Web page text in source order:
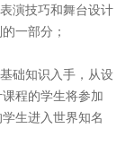
演技巧和舞台设计
一部分；
础知识入手，从设
程的学生将参加
生进入世界知名